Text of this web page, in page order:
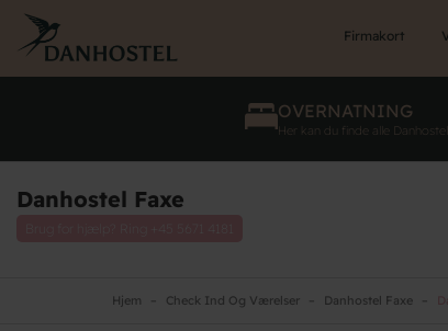
main
content
Firmakort
OVERNATNING
Her kan du finde alle
Danhostel Faxe
Hjem Check Ind Og Værelser Danhostel Faxe